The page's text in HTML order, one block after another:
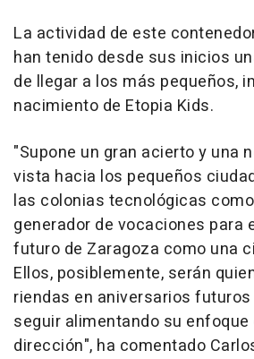
La actividad de este
han tenido desde sus inicios
de llegar a los más pequeños,
nacimiento de Etopia Kids.
"Supone un gran acierto y una
vista hacia los pequeños
las colonias tecnológicas
generador de vocaciones para
futuro de Zaragoza como una
Ellos, posiblemente, serán
riendas en aniversarios
seguir alimentando su
dirección", ha comentado